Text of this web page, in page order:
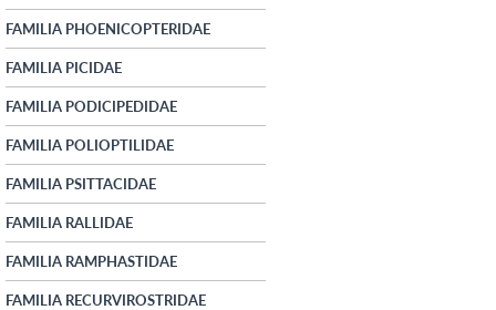
FAMILIA PHOENICOPTERIDAE
FAMILIA PICIDAE
FAMILIA PODICIPEDIDAE
FAMILIA POLIOPTILIDAE
FAMILIA PSITTACIDAE
FAMILIA RALLIDAE
FAMILIA RAMPHASTIDAE
FAMILIA RECURVIROSTRIDAE